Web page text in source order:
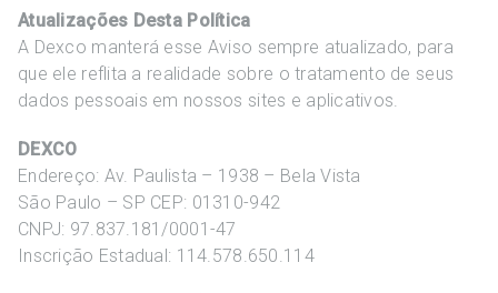
Atualizações Desta Política
A Dexco manterá esse Aviso sempre atualizado, para
que ele reflita a realidade sobre o tratamento de seus
dados pessoais em nossos sites e aplicativos.
DEXCO
Endereço: Av. Paulista – 1938 – Bela Vista
São Paulo – SP CEP: 01310-942
CNPJ: 97.837.181/0001-47
Inscrição Estadual: 114.578.650.114